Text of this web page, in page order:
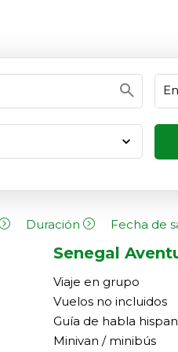
search
Duración Fecha de
Senegal
Viaje en grupo
Vuelos no incluidos
Guía de habla
Minivan / minibús